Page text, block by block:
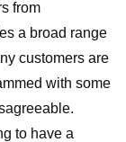
from
a broad range
customers are
with some
to have a